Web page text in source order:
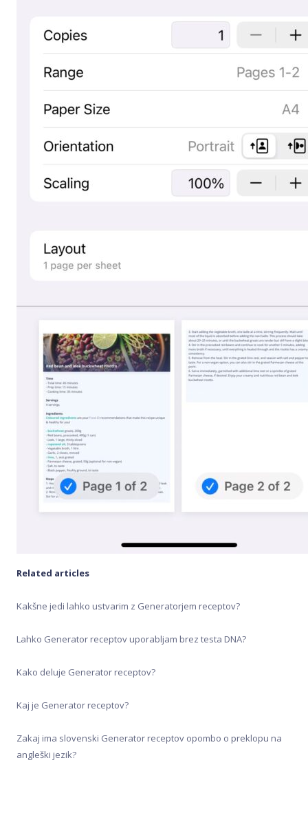
Related articles
Kakšne jedi lahko ustvarim z Generatorjem receptov?
Lahko Generator receptov uporabljam brez testa DNA?
Kako deluje Generator receptov?
Kaj je Generator receptov?
Zakaj ima slovenski Generator receptov opombo o preklopu na
angleški jezik?